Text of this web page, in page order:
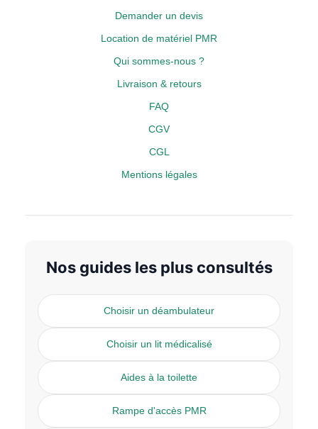
Demander un devis
Location de matériel PMR
Qui sommes-nous ?
Livraison & retours
FAQ
CGV
CGL
Mentions légales
Nos guides les plus consultés
Choisir un déambulateur
Choisir un lit médicalisé
Aides à la toilette
Rampe d'accès PMR